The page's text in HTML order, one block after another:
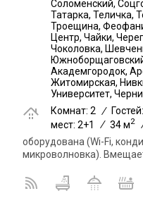
Соломенский,
Татарка, Теличка,
Троещина,
Центр, Чайки,
Чоколовка,
Академгородок,
Житомирская,
Университет,
Комнат: 2
/
мест: 2+1
/ 34 м2
оборудована (Wi-Fi,
микроволновка).